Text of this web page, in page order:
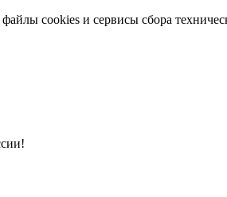
cookies и сервисы сбора